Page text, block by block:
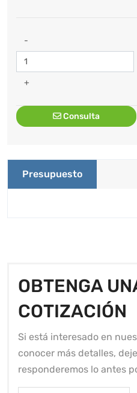
-
+
Consulta
Presupuesto
OBTENGA
COTIZACIÓN
Si está interesado en
conocer más detalles,
responderemos lo antes